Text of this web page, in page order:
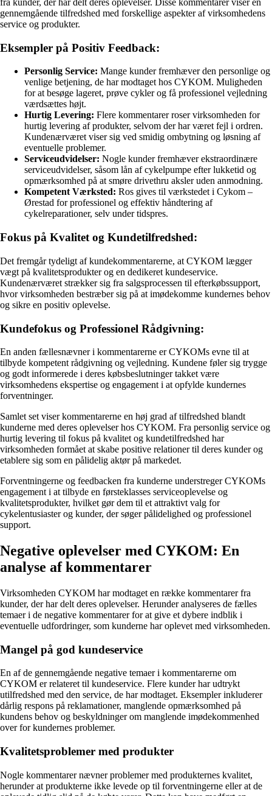
fra kunder, der har delt deres oplevelser. Disse kommentarer viser en
gennemgående tilfredshed med forskellige aspekter af virksomhedens
service og produkter.
Eksempler på Positiv Feedback:
Personlig Service: Mange kunder fremhæver den personlige og
venlige betjening, de har modtaget hos CYKOM. Muligheden
for at besøge lageret, prøve cykler og få professionel vejledning
værdsættes højt.
Hurtig Levering: Flere kommentarer roser virksomheden for
hurtig levering af produkter, selvom der har været fejl i ordren.
Kundenærværet viser sig ved smidig ombytning og løsning af
eventuelle problemer.
Serviceudvidelser: Nogle kunder fremhæver ekstraordinære
serviceudvidelser, såsom lån af cykelpumpe efter lukketid og
opmærksomhed på at smøre drivethru aksler uden anmodning.
Kompetent Værksted: Ros gives til værkstedet i Cykom –
Ørestad for professionel og effektiv håndtering af
cykelreparationer, selv under tidspres.
Fokus på Kvalitet og Kundetilfredshed:
Det fremgår tydeligt af kundekommentarerne, at CYKOM lægger
vægt på kvalitetsprodukter og en dedikeret kundeservice.
Kundenærværet strækker sig fra salgsprocessen til efterkøbssupport,
hvor virksomheden bestræber sig på at imødekomme kundernes behov
og sikre en positiv oplevelse.
Kundefokus og Professionel Rådgivning:
En anden fællesnævner i kommentarerne er CYKOMs evne til at
tilbyde kompetent rådgivning og vejledning. Kundene føler sig trygge
og godt informerede i deres købsbeslutninger takket være
virksomhedens ekspertise og engagement i at opfylde kundernes
forventninger.
Samlet set viser kommentarerne en høj grad af tilfredshed blandt
kunderne med deres oplevelser hos CYKOM. Fra personlig service og
hurtig levering til fokus på kvalitet og kundetilfredshed har
virksomheden formået at skabe positive relationer til deres kunder og
etablere sig som en pålidelig aktør på markedet.
Forventningerne og feedbacken fra kunderne understreger CYKOMs
engagement i at tilbyde en førsteklasses serviceoplevelse og
kvalitetsprodukter, hvilket gør dem til et attraktivt valg for
cykelentusiaster og kunder, der søger pålidelighed og professionel
support.
Negative oplevelser med CYKOM: En
analyse af kommentarer
Virksomheden CYKOM har modtaget en række kommentarer fra
kunder, der har delt deres oplevelser. Herunder analyseres de fælles
temaer i de negative kommentarer for at give et dybere indblik i
eventuelle udfordringer, som kunderne har oplevet med virksomheden.
Mangel på god kundeservice
En af de gennemgående negative temaer i kommentarerne om
CYKOM er relateret til kundeservice. Flere kunder har udtrykt
utilfredshed med den service, de har modtaget. Eksempler inkluderer
dårlig respons på reklamationer, manglende opmærksomhed på
kundens behov og beskyldninger om manglende imødekommenhed
over for kundernes problemer.
Kvalitetsproblemer med produkter
Nogle kommentarer nævner problemer med produkternes kvalitet,
herunder at produkterne ikke levede op til forventningerne eller at de